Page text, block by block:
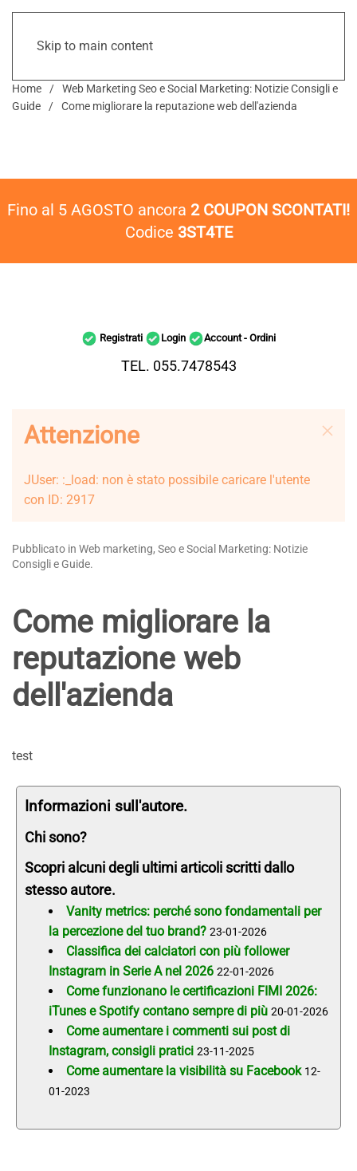
Skip to main content
Home
Web Marketing Seo e Social Marketing: Notizie Consigli e
Guide
Come migliorare la reputazione web dell'azienda
Fino al 5 AGOSTO ancora 2 COUPON SCONTATI!
Codice 3ST4TE
Registrati Login Account - Ordini
TEL. 055.7478543
Attenzione
JUser: :_load: non è stato possibile caricare l'utente
con ID: 2917
Pubblicato in Web marketing, Seo e Social Marketing: Notizie
Consigli e Guide.
Come migliorare la
reputazione web
dell'azienda
test
Informazioni sull'autore.
Chi sono?
Scopri alcuni degli ultimi articoli scritti dallo
stesso autore.
Vanity metrics: perché sono fondamentali per
la percezione del tuo brand? 23-01-2026
Classifica dei calciatori con più follower
Instagram in Serie A nel 2026 22-01-2026
Come funzionano le certificazioni FIMI 2026:
iTunes e Spotify contano sempre di più 20-01-2026
Come aumentare i commenti sui post di
Instagram, consigli pratici 23-11-2025
Come aumentare la visibilità su Facebook 12-
01-2023